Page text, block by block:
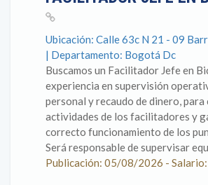
Ubicación: Calle 63c N 21 - 09
| Departamento: Bogotá Dc
Buscamos un Facilitador Jefe en
experiencia en supervisión
personal y recaudo de dinero,
actividades de los facilitadores y
correcto funcionamiento de los
Será responsable de supervisar
Publicación: 05/08/2026 -